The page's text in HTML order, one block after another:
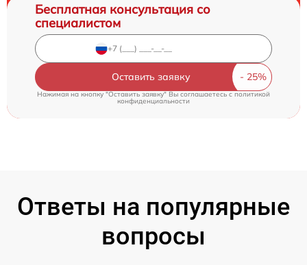
Бесплатная консультация со
специалистом
Оставить заявку
Нажимая на кнопку "Оставить заявку" Вы соглашаетесь cполитикой
конфиденциальности
Ответы на популярные
вопросы